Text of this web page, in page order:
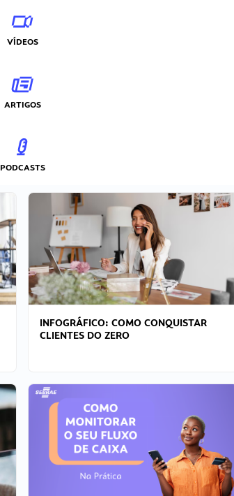
VÍDEOS
ARTIGOS
PODCASTS
INFOGRÁFICO: COMO CONQUISTAR
CLIENTES DO ZERO